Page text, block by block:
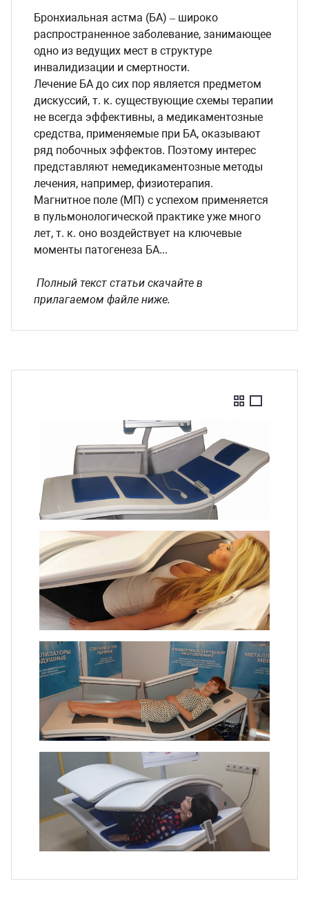
к медоборудованию
и остатки
Бронхиальная астма (БА) – широко
распространенное заболевание, занимающее
одно из ведущих мест в структуре
инвалидизации и смертности.
Лечение БА до сих пор является предметом
дискуссий, т. к. существующие схемы терапии
не всегда эффективны, а медикаментозные
средства, применяемые при БА, оказывают
ряд побочных эффектов. Поэтому интерес
представляют немедикаментозные методы
лечения, например, физиотерапия.
Магнитное поле (МП) с успехом применяется
в пульмонологической практике уже много
лет, т. к. оно воздействует на ключевые
моменты патогенеза БА...
Полный текст статьи скачайте в
прилагаемом файле ниже.